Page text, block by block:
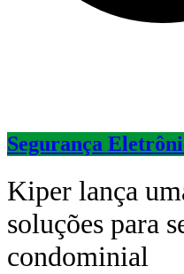
Segurança
Kiper lança
soluções para
condominial